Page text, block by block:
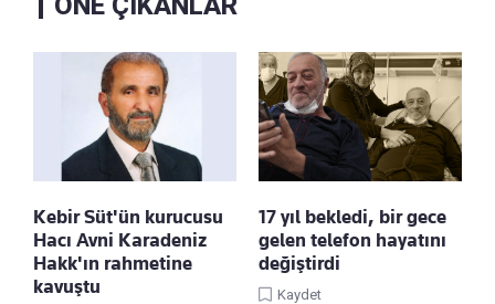
Kebir Süt'ün kurucusu
Hacı Avni Karadeniz
Hakk'ın rahmetine
kavuştu
17 yıl bekledi, bir gece
gelen telefon hayatını
değiştirdi
Kaydet